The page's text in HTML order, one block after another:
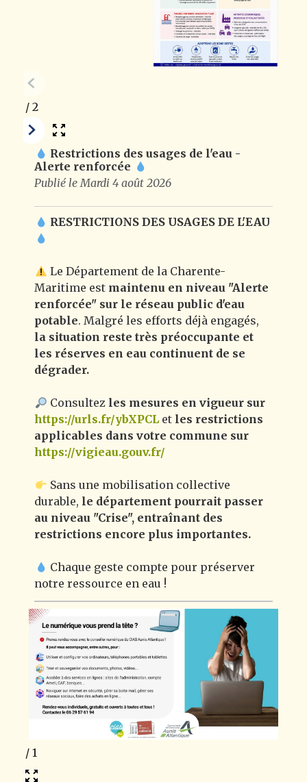
/2
Restrictions des usages de l'eau -
Alerte renforcée
Publié le Mardi 4 août 2026
RESTRICTIONS DES USAGES DE L'EAU
Le Département de la Charente-
Maritime est maintenu en niveau "Alerte
renforcée" sur le réseau public d'eau
potable. Malgré les efforts déjà engagés,
la situation reste très préoccupante et
les réserves en eau continuent de se
dégrader.
Consultezles mesures en vigueur sur
https://urls.fr/ybXPCL et les restrictions
applicables dans votre commune sur
https://vigieau.gouv.fr/
Sans une mobilisation collective
durable, le département pourrait passer
au niveau "Crise", entraînant des
restrictions encore plus importantes.
Chaque geste compte pour préserver
notre ressource en eau !
/1